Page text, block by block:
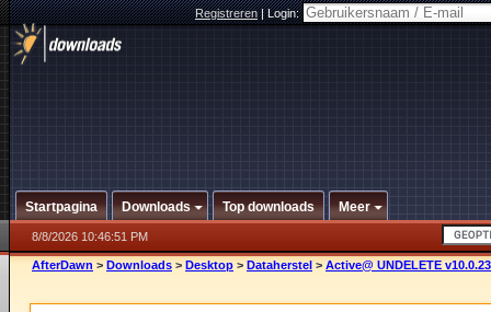
Registreren|Login:
Startpagina Downloads Top downloads Meer
8/8/2026 10:46:51 PM
AfterDawn > Downloads > Desktop > Dataherstel > Active@ UNDELETE v10.0.23